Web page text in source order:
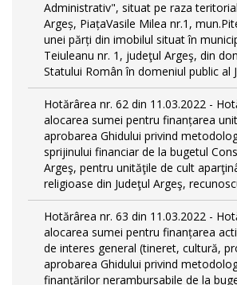
Administrativ", situat pe raza
Argeș, PiațaVasile Milea nr.1,
unei părți din imobilul situat în
Teiuleanu nr. 1, judeţul Argeş, din
Statului Român în domeniul public al
Hotărârea nr. 62 din 11.03.2022 -
alocarea sumei pentru finanțarea
aprobarea Ghidului privind
sprijinului financiar de la bugetul
Argeş, pentru unităţile de cult
religioase din Judeţul Argeş,
Hotărârea nr. 63 din 11.03.2022 -
alocarea sumei pentru finanțarea
de interes general (tineret, cultură,
aprobarea Ghidului privind
finanţărilor nerambursabile de la